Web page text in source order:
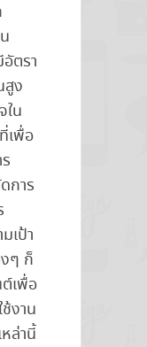
ตรา
สูง
ใน
เพื่อ
การ
เป้า
ๆ ก็
เพื่อ
งาน
ล่านี้